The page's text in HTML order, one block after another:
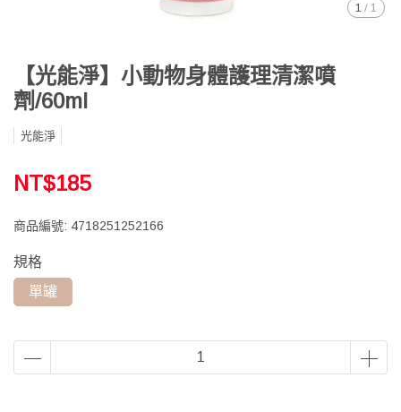
1 / 1
【光能淨】小動物身體護理清潔噴
劑/60ml
光能淨
NT$185
商品編號: 4718251252166
規格
單罐